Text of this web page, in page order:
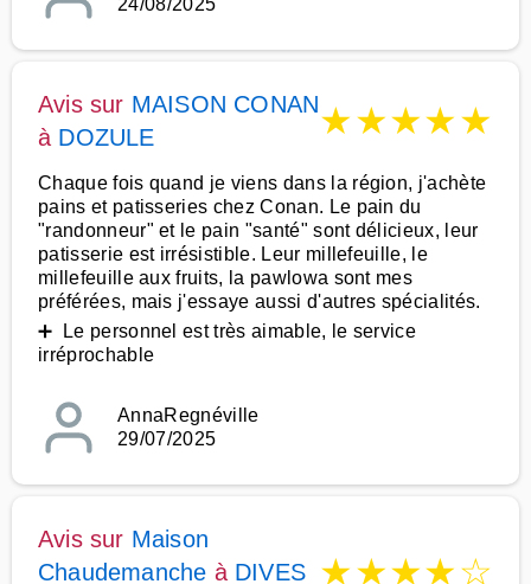
24/08/2025
Avis sur MAISON CONAN
à DOZULE ★★★★★
Chaque fois quand je viens dans la région, j'achète
pains et patisseries chez Conan. Le pain du
"randonneur" et le pain "santé" sont délicieux, leur
patisserie est irrésistible. Leur millefeuille, le
millefeuille aux fruits, la pawlowa sont mes
préférées, mais j'essaye aussi d'autres spécialités.
➕ Le personnel est très aimable, le service
irréprochable
AnnaRegnéville
29/07/2025
Avis sur Maison
Chaudemanche à DIVES ★★★★☆